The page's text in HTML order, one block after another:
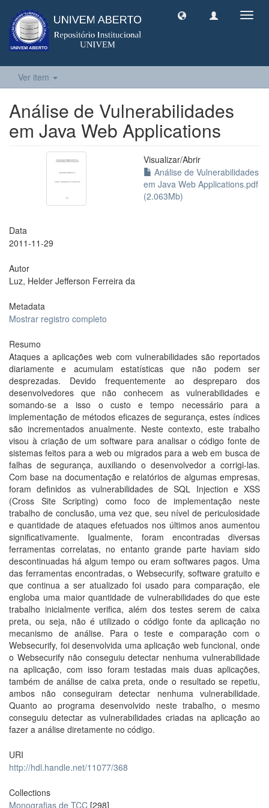
Ver item
Análise de Vulnerabilidades
em Java Web Applications
Visualizar/Abrir
Análise de Vulnerabilidades
em Java Web Applications.pdf
(2.063Mb)
Data
2011-11-29
Autor
Luz, Helder Jefferson Ferreira da
Metadata
Mostrar registro completo
Resumo
Ataques a aplicações web com vulnerabilidades são reportados
diariamente e acumulam estatísticas que não podem ser
desprezadas. Devido frequentemente ao despreparo dos
desenvolvedores que não conhecem as vulnerabilidades e
somando-se a isso o custo e tempo necessário para a
implementação de métodos eficazes de segurança, estes índices
são incrementados anualmente. Neste contexto, este trabalho
visou à criação de um software para analisar o código fonte de
sistemas feitos para a web ou migrados para a web em busca de
falhas de segurança, auxiliando o desenvolvedor a corrigi-las.
Com base na documentação e relatórios de algumas empresas,
foram definidos as vulnerabilidades de SQL Injection e XSS
(Cross Site Scripting) como foco de implementação neste
trabalho de conclusão, uma vez que, seu nível de periculosidade
e quantidade de ataques efetuados nos últimos anos aumentou
significativamente. Igualmente, foram encontradas diversas
ferramentas correlatas, no entanto grande parte haviam sido
descontinuadas há algum tempo ou eram softwares pagos. Uma
das ferramentas encontradas, o Websecurify, software gratuito e
que continua a ser atualizado foi usado para comparação, ele
engloba uma maior quantidade de vulnerabilidades do que este
trabalho inicialmente verifica, além dos testes serem de caixa
preta, ou seja, não é utilizado o código fonte da aplicação no
mecanismo de análise. Para o teste e comparação com o
Websecurify, foi desenvolvida uma aplicação web funcional, onde
o Websecurify não conseguiu detectar nenhuma vulnerabilidade
na aplicação, com isso foram testadas mais duas aplicações,
também de análise de caixa preta, onde o resultado se repetiu,
ambos não conseguiram detectar nenhuma vulnerabilidade.
Quanto ao programa desenvolvido neste trabalho, o mesmo
conseguiu detectar as vulnerabilidades criadas na aplicação ao
fazer a análise diretamente no código.
URI
http://hdl.handle.net/11077/368
Collections
Monografias de TCC [298]